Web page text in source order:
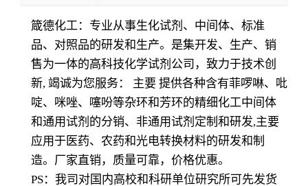
箴德化工：专业从事生化试剂、中间体、标准
品、对照品的研发和生产。是集开发、生产、销
售为一体的高科技化学试剂公司，致力于技术创
新, 竭诚为您服务： 主要 提供各种含有菲啰啉、吡
啶、咪唑、噻吩等杂环和芳环的精细化工中间体
和通用试剂的分销、非通用试剂定制和研发,主要
应用于医药、农药和光电转换材料的研发和制
造。厂家直销，质量可靠，价格优惠。
PS： 我司对国内高校和科研单位研究所可先发货